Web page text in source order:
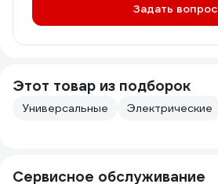
Задать вопрос
Этот товар из подборок
Универсальные Электрические
Сервисное обслуживание